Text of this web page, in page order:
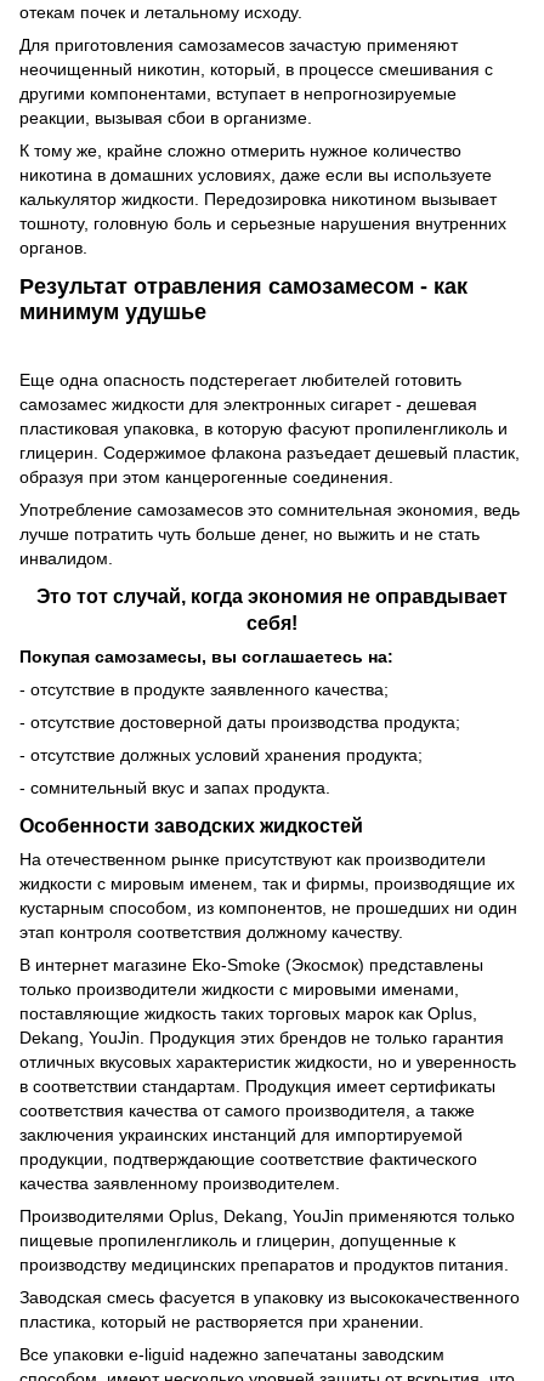
отекам почек и летальному исходу.
Для приготовления самозамесов зачастую применяют
неочищенный никотин, который, в процессе смешивания с
другими компонентами, вступает в непрогнозируемые
реакции, вызывая сбои в организме.
К тому же, крайне сложно отмерить нужное количество
никотина в домашних условиях, даже если вы используете
калькулятор жидкости. Передозировка никотином вызывает
тошноту, головную боль и серьезные нарушения внутренних
органов.
Результат отравления самозамесом - как
минимум удушье
Еще одна опасность подстерегает любителей готовить
самозамес жидкости для электронных сигарет - дешевая
пластиковая упаковка, в которую фасуют пропиленгликоль и
глицерин. Содержимое флакона разъедает дешевый пластик,
образуя при этом канцерогенные соединения.
Употребление самозамесов это сомнительная экономия, ведь
лучше потратить чуть больше денег, но выжить и не стать
инвалидом.
Это тот случай, когда экономия не оправдывает
себя!
Покупая самозамесы, вы соглашаетесь на:
- отсутствие в продукте заявленного качества;
- отсутствие достоверной даты производства продукта;
- отсутствие должных условий хранения продукта;
- сомнительный вкус и запах продукта.
Особенности заводских жидкостей
На отечественном рынке присутствуют как производители
жидкости с мировым именем, так и фирмы, производящие их
кустарным способом, из компонентов, не прошедших ни один
этап контроля соответствия должному качеству.
В интернет магазине Eko-Smoke (Экосмок) представлены
только производители жидкости с мировыми именами,
поставляющие жидкость таких торговых марок как Oplus,
Dekang, YouJin. Продукция этих брендов не только гарантия
отличных вкусовых характеристик жидкости, но и уверенность
в соответствии стандартам. Продукция имеет сертификаты
соответствия качества от самого производителя, а также
заключения украинских инстанций для импортируемой
продукции, подтверждающие соответствие фактического
качества заявленному производителем.
Производителями Oplus, Dekang, YouJin применяются только
пищевые пропиленгликоль и глицерин, допущенные к
производству медицинских препаратов и продуктов питания.
Заводская смесь фасуется в упаковку из высококачественного
пластика, который не растворяется при хранении.
Все упаковки e-liguid надежно запечатаны заводским